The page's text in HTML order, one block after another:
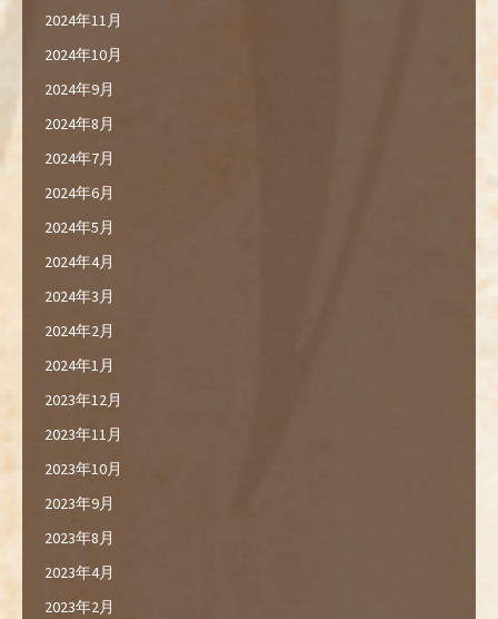
2024年11月
2024年10月
2024年9月
2024年8月
2024年7月
2024年6月
2024年5月
2024年4月
2024年3月
2024年2月
2024年1月
2023年12月
2023年11月
2023年10月
2023年9月
2023年8月
2023年4月
2023年2月